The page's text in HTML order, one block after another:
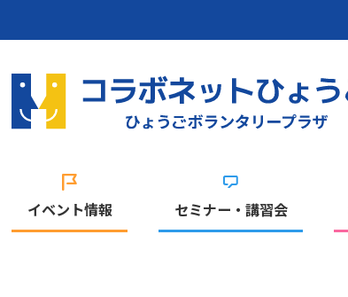
イベント情報 セミナー・講習会